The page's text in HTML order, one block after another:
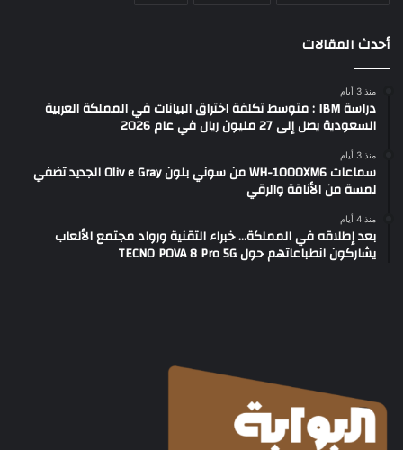
أحدث المقالات
منذ 3 أيام
دراسة IBM : متوسط تكلفة اختراق البيانات في المملكة العربية
السعودية يصل إلى 27 مليون ريال في عام 2026
منذ 3 أيام
سماعات WH-1000XM6 من سوني بلون Oliv e Gray الجديد تضفي
لمسة من الأناقة والرقي
منذ 4 أيام
بعد إطلاقه في المملكة… خبراء التقنية ورواد مجتمع الألعاب
يشاركون انطباعاتهم حول TECNO POVA 8 Pro 5G